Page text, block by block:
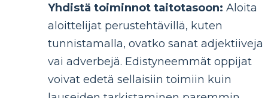
Yhdistä toiminnot taitotasoon: Aloita
aloittelijat perustehtävillä, kuten
tunnistamalla, ovatko sanat adjektiiveja
vai adverbejä. Edistyneemmät oppijat
voivat edetä sellaisiin toimiin kuin